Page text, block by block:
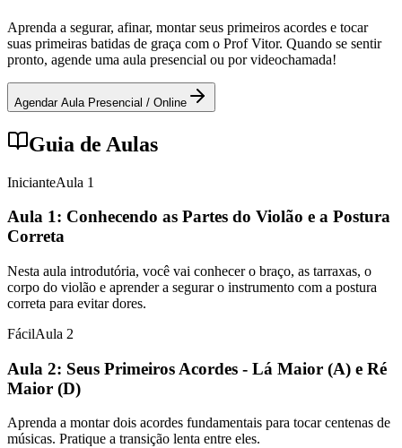
Aprenda a segurar, afinar, montar seus primeiros acordes e tocar
suas primeiras batidas de graça com o Prof Vitor. Quando se sentir
pronto, agende uma aula presencial ou por videochamada!
Agendar Aula Presencial / Online
Guia de Aulas
InicianteAula 1
Aula 1: Conhecendo as Partes do Violão e a Postura
Correta
Nesta aula introdutória, você vai conhecer o braço, as tarraxas, o
corpo do violão e aprender a segurar o instrumento com a postura
correta para evitar dores.
FácilAula 2
Aula 2: Seus Primeiros Acordes - Lá Maior (A) e Ré
Maior (D)
Aprenda a montar dois acordes fundamentais para tocar centenas de
músicas. Pratique a transição lenta entre eles.